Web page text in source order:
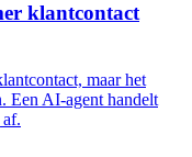
klantcontact
maar het
Een AI-agent handelt